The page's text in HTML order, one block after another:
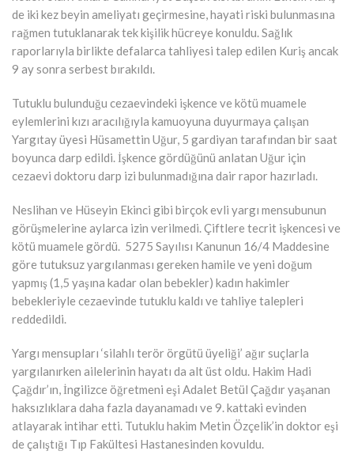
de iki kez beyin ameliyatı geçirmesine, hayati riski bulunmasına
rağmen tutuklanarak tek kişilik hücreye konuldu. Sağlık
raporlarıyla birlikte defalarca tahliyesi talep edilen Kuriş ancak
9 ay sonra serbest bırakıldı.
Tutuklu bulunduğu cezaevindeki işkence ve kötü muamele
eylemlerini kızı aracılığıyla kamuoyuna duyurmaya çalışan
Yargıtay üyesi Hüsamettin Uğur, 5 gardiyan tarafından bir saat
boyunca darp edildi. İşkence gördüğünü anlatan Uğur için
cezaevi doktoru darp izi bulunmadığına dair rapor hazırladı.
Neslihan ve Hüseyin Ekinci gibi birçok evli yargı mensubunun
görüşmelerine aylarca izin verilmedi. Çiftlere tecrit işkencesi ve
kötü muamele gördü. 5275 Sayılısı Kanunun 16/4 Maddesine
göre tutuksuz yargılanması gereken hamile ve yeni doğum
yapmış (1,5 yaşına kadar olan bebekler) kadın hakimler
bebekleriyle cezaevinde tutuklu kaldı ve tahliye talepleri
reddedildi.
Yargı mensupları ‘silahlı terör örgütü üyeliği’ ağır suçlarla
yargılanırken ailelerinin hayatı da alt üst oldu. Hakim Hadi
Çağdır’ın, İngilizce öğretmeni eşi Adalet Betül Çağdır yaşanan
haksızlıklara daha fazla dayanamadı ve 9. kattaki evinden
atlayarak intihar etti. Tutuklu hakim Metin Özçelik’in doktor eşi
de çalıştığı Tıp Fakültesi Hastanesinden kovuldu.